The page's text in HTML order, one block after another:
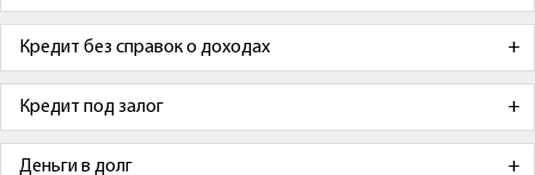
Кредит без справок о доходах
Кредит под залог
Деньги в долг